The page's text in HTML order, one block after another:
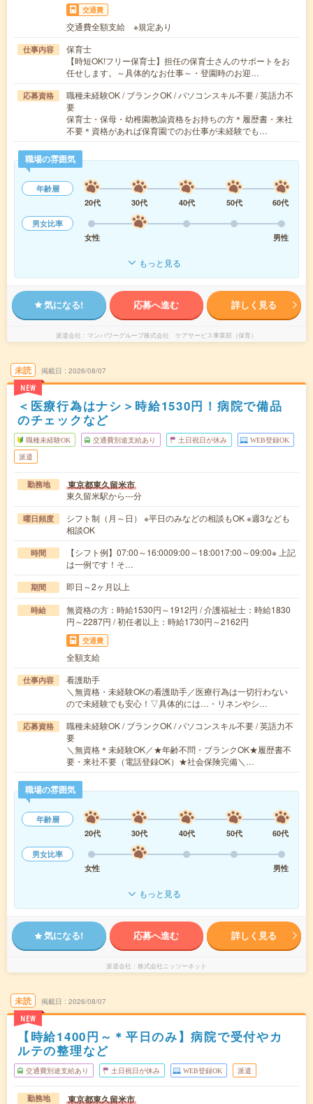
交通費
交通費全額支給 ※規定あり
仕事内容
保育士
【時短OK!フリー保育士】担任の保育士さんのサポートをお
任せします。～具体的なお仕事～・登園時のお迎…
応募資格
職種未経験OK / ブランクOK / パソコンスキル不要 / 英語力不
要
保育士・保母・幼稚園教諭資格をお持ちの方＊履歴書・来社
不要＊資格があれば保育園でのお仕事が未経験でも…
職場の雰囲気
年齢層
20代
30代 40代 50代
60代
男女比率
女性
男性
もっと見る
気になる! 応募へ進む 詳しく見る
派遣会社 マンパワーグループ株式会社 ケアサービス事業部（保育）
未読
NEW
掲載日 2026/08/07
＜医療行為はナシ＞時給1530円！病院で備品
のチェックなど
職種未経験OK 交通費別途支給あり 土日祝日が休み WEB登録OK
派遣
勤務地 東京都東久留米市
東久留米駅から---分
曜日頻度
シフト制（月～日） ※平日のみなどの相談もOK ※週3なども
相談OK
時間
【シフト例】07:00～16:0009:00～18:0017:00～09:00※ 上記
は一例です！そ…
期間 即日～2ヶ月以上
時給
無資格の方：時給1530円～1912円 / 介護福祉士：時給1830
円～2287円 / 初任者以上：時給1730円～2162円
交通費
全額支給
仕事内容
看護助手
＼無資格・未経験OKの看護助手／医療行為は一切行わない
ので未経験でも安心！▽具体的には…・リネンやシ…
応募資格
職種未経験OK / ブランクOK / パソコンスキル不要 / 英語力不
要
＼無資格＊未経験OK／★年齢不問・ブランクOK★履歴書不
要・来社不要（電話登録OK）★社会保険完備＼…
職場の雰囲気
年齢層
20代
30代 40代 50代
60代
男女比率
女性
男性
もっと見る
気になる! 応募へ進む 詳しく見る
派遣会社 株式会社ニッソーネット
未読
NEW
掲載日 2026/08/07
【時給1400円～＊平日のみ】病院で受付やカ
ルテの整理など
交通費別途支給あり 土日祝日が休み WEB登録OK 派遣
勤務地 東京都東久留米市